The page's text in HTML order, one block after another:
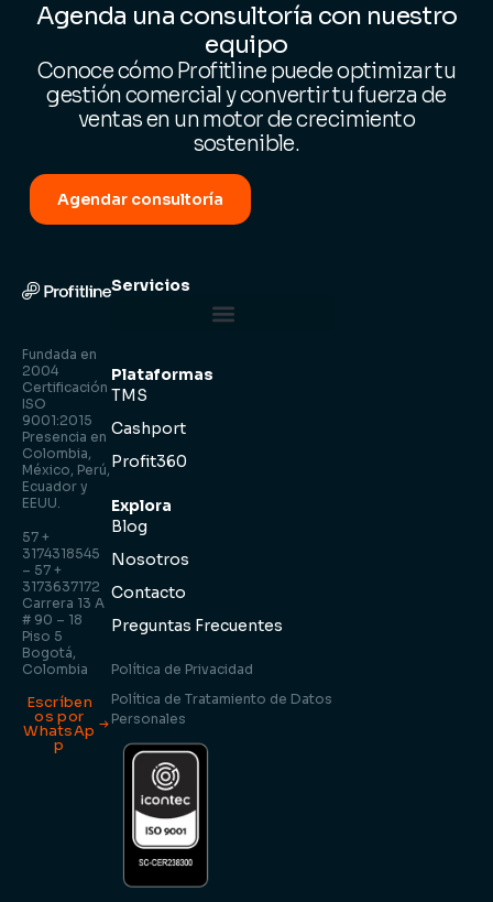
Agenda una consultoría con nuestro
equipo
Conoce cómo Profitline puede optimizar tu
gestión comercial y convertir tu fuerza de
ventas en un motor de crecimiento
sostenible.
Agendar consultoría
Fundada en
2004
Certificación
ISO
9001:2015
Presencia en
Colombia,
México, Perú,
Ecuador y
EEUU.
57 +
3174318545
– 57 +
3173637172
Carrera 13 A
# 90 – 18
Piso 5
Bogotá,
Colombia
Escríben
os por
WhatsAp
p
Servicios
Plataformas
TMS
Cashport
Profit360
Explora
Blog
Nosotros
Contacto
Preguntas Frecuentes
Política de Privacidad
Política de Tratamiento de Datos
Personales